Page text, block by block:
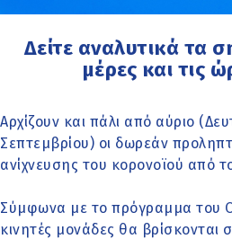
Δείτε αναλυτικά τα
μέρες και τις
Αρχίζουν και πάλι από αύριο
Σεπτεμβρίου) οι δωρεάν
ανίχνευσης του κορονοϊού από
Σύμφωνα με το πρόγραμμα του
κινητές μονάδες θα βρίσκονται